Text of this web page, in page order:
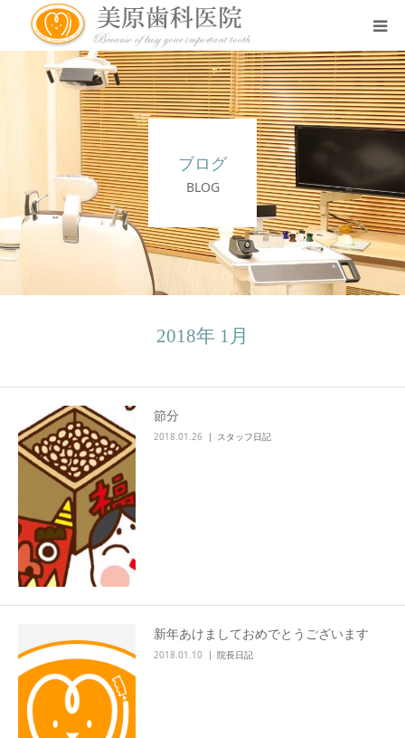
ブログ
BLOG
2018年 1月
節分
2018.01.26 スタッフ日記
新年あけましておめでとうございます
2018.01.10 院長日記
医院のコンセプト
診療案内
治療案内
アクセス